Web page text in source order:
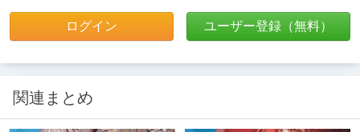
ログイン ユーザー登録（無料）
関連まとめ